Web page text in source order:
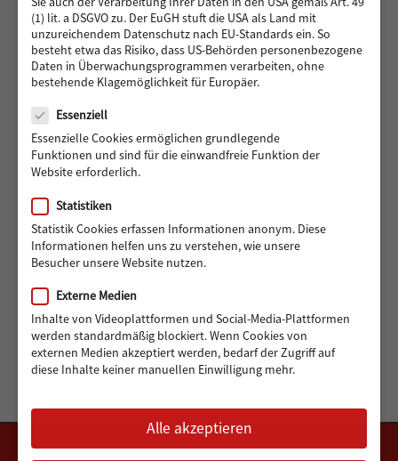
Vier Reifen für eine bessere Zukunft: Ein neues Auto
für Muhsin und seine Familie
488 Euro gedreht für den guten Zweck: Radisson Blu
Hotel Hamburg unterstützt Hörer helfen Kindern
ARCHIV
Archiv
Monat auswählen
(1) lit. a DSGVO zu. Der EuGH stuft die USA als Land mit
unzureichendem Datenschutz nach EU-Standards ein. So
besteht etwa das Risiko, dass US-Behörden personenbezogene
Daten in Überwachungsprogrammen verarbeiten, ohne
bestehende Klagemöglichkeit für Europäer.
Essenziell
Essenzielle Cookies ermöglichen grundlegende
Funktionen und sind für die einwandfreie Funktion der
Website erforderlich.
Statistiken
Statistik Cookies erfassen Informationen anonym. Diese
Informationen helfen uns zu verstehen, wie unsere
Besucher unsere Website nutzen.
Externe Medien
Inhalte von Videoplattformen und Social-Media-Plattformen
werden standardmäßig blockiert. Wenn Cookies von
externen Medien akzeptiert werden, bedarf der Zugriff auf
diese Inhalte keiner manuellen Einwilligung mehr.
Alle akzeptieren